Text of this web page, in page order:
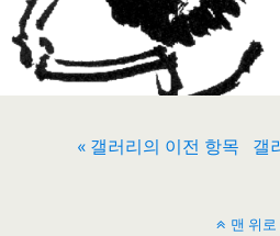
« 갤러리의 이전 항목 갤
맨 위로